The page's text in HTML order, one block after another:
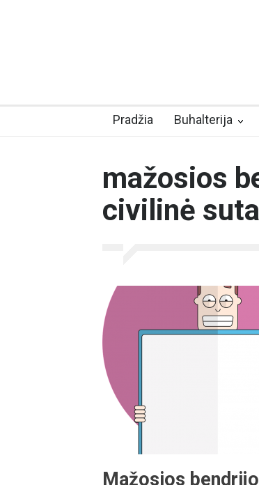
Pradžia Buhalterija
mažosios
civilinė
Mažosios